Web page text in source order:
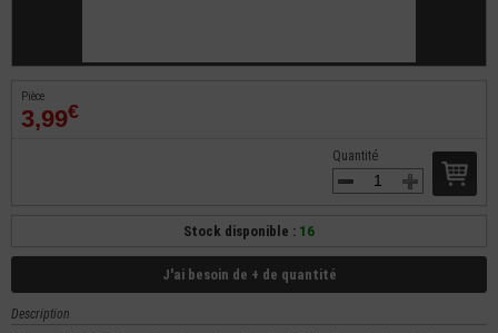
Pièce
3,99€
Quantité
Stock disponible : 16
J'ai besoin de + de quantité
Description